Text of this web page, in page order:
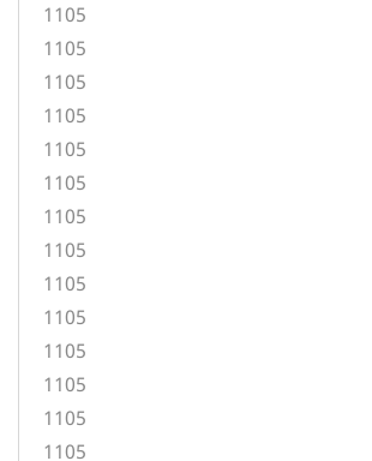
1105
1105
1105
1105
1105
1105
1105
1105
1105
1105
1105
1105
1105
1105